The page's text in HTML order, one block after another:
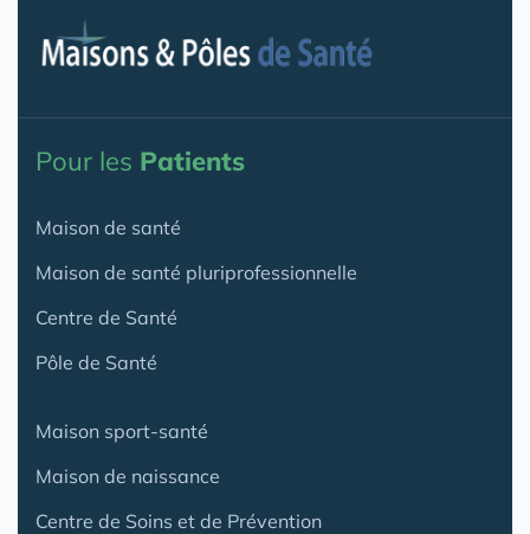
Pour les Patients
Maison de santé
Maison de santé pluriprofessionnelle
Centre de Santé
Pôle de Santé
Maison sport-santé
Maison de naissance
Centre de Soins et de Prévention